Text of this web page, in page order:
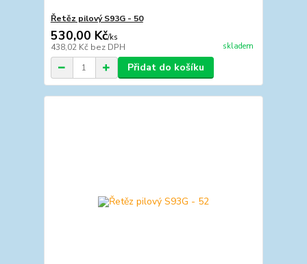
Řetěz pilový S93G - 50
530,00 Kč/ks
438,02 Kč bez DPH skladem
Přidat do košíku